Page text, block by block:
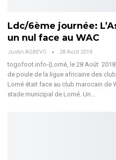
Ldc/6ème journée:
un nul face au WAC
Justin AGBEVO 28 Août 2018
togofoot.info-(Lomé, le 28 Août
de poule de la ligue africaine des
Lomé était face au club marocain de
stade municipal de Lomé. Un…